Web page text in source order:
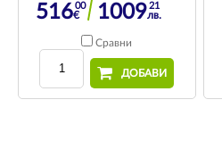
51600
€ 100921
лв.
Сравни
ДОБАВИ